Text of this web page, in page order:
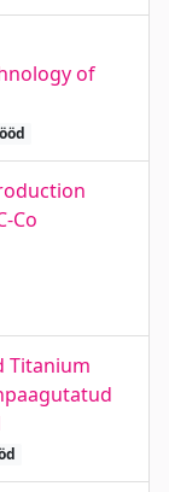
of
Co
Titanium